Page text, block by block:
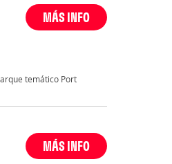
MÁS INFO
temático Port
MÁS INFO